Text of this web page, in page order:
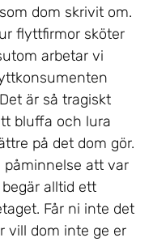
dom skrivit om.
flyttfirmor sköter
arbetar vi
är så tragiskt
bluffa och lura
på det dom gör.
påminnelse att var
alltid ett
Får ni inte det
vill dom inte ge er